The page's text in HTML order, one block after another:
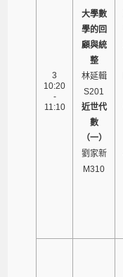
3
10:20
-
11:10
大學數
學的回
顧與統
整
林延輯
S201
近世代
數
（一）
劉家新
M310